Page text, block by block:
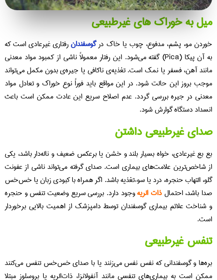
به خوراک‌ های غیرطبیعی
مو، پشم، مدفوع، چوب یا خاک در گوسفندانرفتاری غیرعادی است که
به آن پیکا (Pica) گفته می‌شود. این رفتار معمولاً ناشی از کمبود مواد معدنی
آهن، فسفر یا نمک است. تغذیه‌ی ناکافی یا جیره‌ی بدون مکمل می‌تواند
بروز این حالت شود. در این مواقع باید فوراً نوع خوراک و تعادل مواد
در جیره بررسی گردد. عدم اصلاح سریع این عادت ممکن است باعث
دستگاه گوارش شود.
غیرطبیعی داشتن
بع غیرعادی، خواه بسیار بلند و خشن یا برعکس ضعیف و ناله‌دار باشد، یکی
شاخص‌ترین علامت‌های بیماری است. صدای گرفته می‌تواند ناشی از عفونت
التهاب حنجره، درد یا سوءتغذیه باشد. اگر همراه با کبودی زبان یا خس‌خس
باشد، احتمالذات‌ الریهوجود دارد. بررسی سریع وضعیت تنفس و حنجره
علائم بیماری‌ گوسفندان توسط دامپزشک از اهمیت بالایی برخوردار
غیرطبیعی
و گوسفندانی که نفس‌ نفس می‌زنند یا با صدای خس‌خس تنفس می‌کنند
است به بیماری‌های تنفسی مانند آنفولانزا، ذات‌الریه یا بروسلوز مبتلا